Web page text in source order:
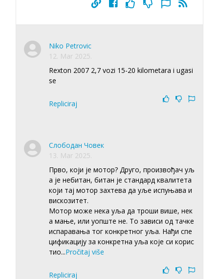
Niko Petrovic
12. Mar 2025.
Rexton 2007 2,7 vozi 15-20 kilometara i ugasi
se
Repliciraj
Слободан Човек
13. Mar 2025.
Прво, који је мотор? Друго, произвођач уљ
а је небитан, битан је стандард квалитета
који тај мотор захтева да уље испуњава и
вискозитет.
Мотор може нека уља да троши више, нек
а мање, или уопште не. То зависи од тачке
испаравања тог конкретног уља. Нађи спе
цификацију за конкретна уља које си корис
тио...Pročitaj više
Repliciraj